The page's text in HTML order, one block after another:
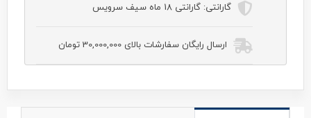
گارانتی: گارانتی 18 ماه سیف سرویس
ارسال رایگان سفارشات بالای 30,000,000 تومان